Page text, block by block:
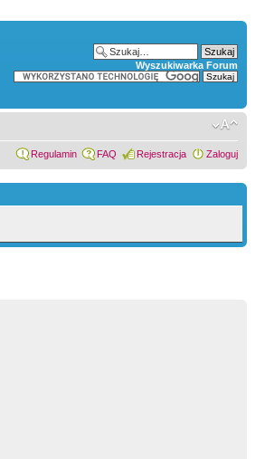
Wyszukiwarka Forum
Regulamin FAQ Rejestracja Zaloguj